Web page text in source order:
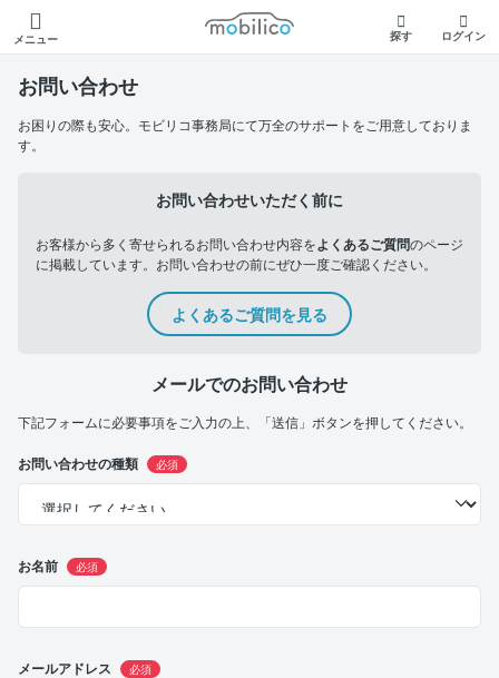
メニュー
モビリコ
探す ログイン
お問い合わせ
お困りの際も安心。モビリコ事務局にて万全のサポートをご用意しておりま
す。
お問い合わせいただく前に
お客様から多く寄せられるお問い合わせ内容をよくあるご質問のページ
に掲載しています。お問い合わせの前にぜひ一度ご確認ください。
よくあるご質問を見る
メールでのお問い合わせ
下記フォームに必要事項をご入力の上、「送信」ボタンを押してください。
お問い合わせの種類 必須
お名前 必須
メールアドレス 必須